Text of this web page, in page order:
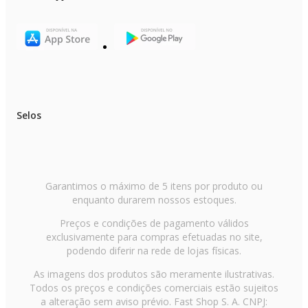
Selos
Garantimos o máximo de 5 itens por produto ou
enquanto durarem nossos estoques.
Preços e condições de pagamento válidos
exclusivamente para compras efetuadas no site,
podendo diferir na rede de lojas físicas.
As imagens dos produtos são meramente ilustrativas.
Todos os preços e condições comerciais estão sujeitos
a alteração sem aviso prévio. Fast Shop S. A. CNPJ: